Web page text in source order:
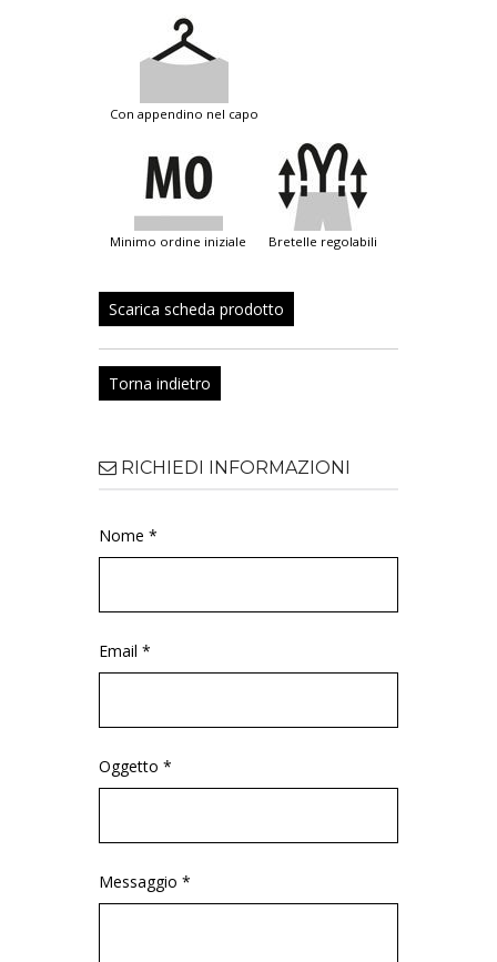
con appendino nel capo
minimo ordine iniziale bretelle regolabili
Scarica scheda prodotto
Torna indietro
RICHIEDI INFORMAZIONI
Nome *
Email *
Oggetto *
Messaggio *